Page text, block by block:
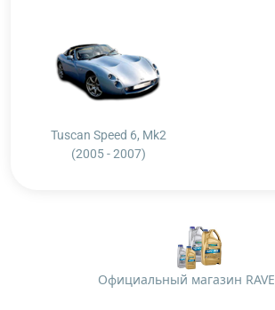
Tuscan Speed 6, Mk2
(2005 - 2007)
Официальный магазин